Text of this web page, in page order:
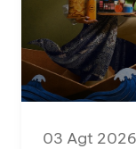
03 Agt 2026